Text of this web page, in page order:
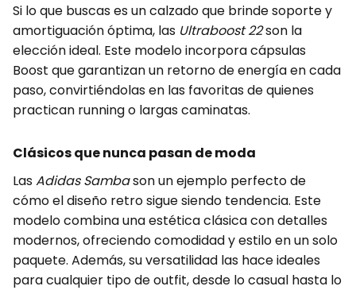
Si lo que buscas es un calzado que brinde soporte y
amortiguación óptima, las Ultraboost 22son la
elección ideal. Este modelo incorpora cápsulas
Boost que garantizan un retorno de energía en cada
paso, convirtiéndolas en las favoritas de quienes
practican running o largas caminatas.
Clásicos que nunca pasan de moda
LasAdidas Sambason un ejemplo perfecto de
cómo el diseño retro sigue siendo tendencia. Este
modelo combina una estética clásica con detalles
modernos, ofreciendo comodidad y estilo en un solo
paquete. Además, su versatilidad las hace ideales
para cualquier tipo de outfit, desde lo casual hasta lo